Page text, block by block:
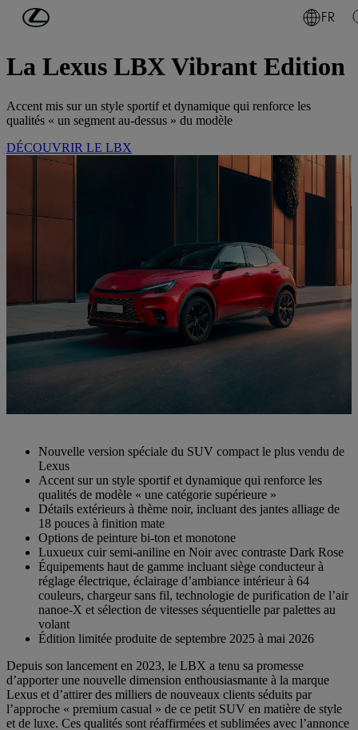
Passer au contenu principal FR
ACTUALITÉS LEXUS
La Lexus LBX Vibrant Edition
Accent mis sur un style sportif et dynamique qui renforce les
qualités « un segment au-dessus » du modèle
DÉCOUVRIR LE LBX
Nouvelle version spéciale du SUV compact le plus vendu de
Lexus
Accent sur un style sportif et dynamique qui renforce les
qualités de modèle « une catégorie supérieure »
Détails extérieurs à thème noir, incluant des jantes alliage de
18 pouces à finition mate
Options de peinture bi-ton et monotone
Luxueux cuir semi-aniline en Noir avec contraste Dark Rose
Équipements haut de gamme incluant siège conducteur à
réglage électrique, éclairage d’ambiance intérieur à 64
couleurs, chargeur sans fil, technologie de purification de l’air
nanoe-X et sélection de vitesses séquentielle par palettes au
volant
Édition limitée produite de septembre 2025 à mai 2026
Depuis son lancement en 2023, le LBX a tenu sa promesse
d’apporter une nouvelle dimension enthousiasmante à la marque
Lexus et d’attirer des milliers de nouveaux clients séduits par
l’approche « premium casual » de ce petit SUV en matière de style
et de luxe. Ces qualités sont réaffirmées et sublimées avec l’annonce